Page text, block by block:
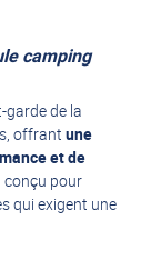
camping
garde de la
offrant une
et de
conçu pour
qui exigent une